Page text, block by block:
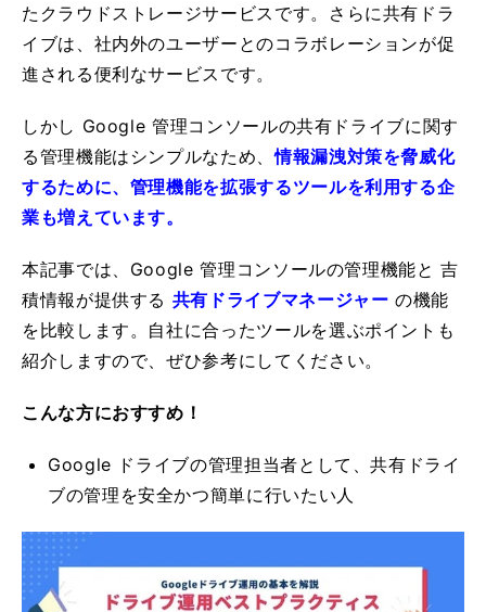
たクラウドストレージサービスです。さらに共有ドラ
イブは、社内外のユーザーとのコラボレーションが促
進される便利なサービスです。
しかし Google 管理コンソールの共有ドライブに関す
る管理機能はシンプルなため、情報漏洩対策を脅威化
するために、管理機能を拡張するツールを利用する企
業も増えています。
本記事では、Google 管理コンソールの管理機能と 吉
積情報が提供する 共有ドライブマネージャー の機能
を比較します。自社に合ったツールを選ぶポイントも
紹介しますので、ぜひ参考にしてください。
こんな方におすすめ！
Google ドライブの管理担当者として、共有ドライ
ブの管理を安全かつ簡単に行いたい人